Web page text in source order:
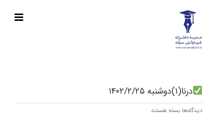
content
درنا(۱)دوشنبه ۱۴۰۲/۲/۲۵
دیدگاه‌ها برای
بسته هستند